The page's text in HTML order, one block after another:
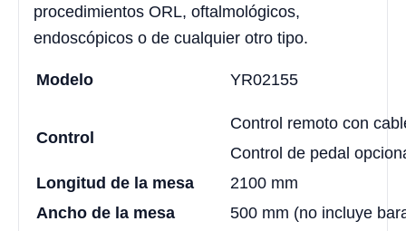
procedimientos ORL, oftalmológicos,
endoscópicos o de cualquier otro tipo.
Modelo YR02155
Control
Control remoto con
Control de pedal
Longitud de la mesa
2100 mm
Ancho de la mesa
500 mm (no incluye